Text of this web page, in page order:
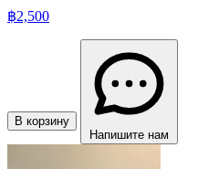
฿2,500
В корзину
Напишите нам